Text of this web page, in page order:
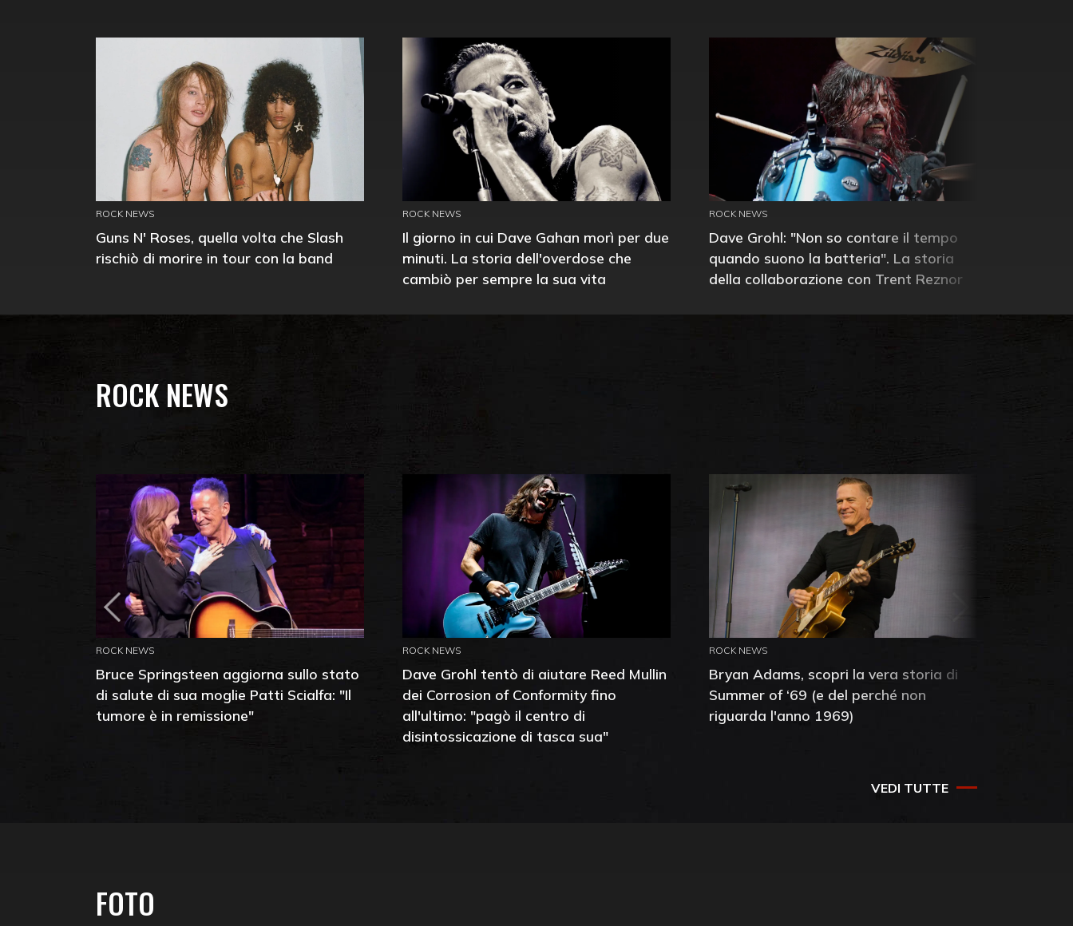
ROCK NEWS
Guns N' Roses, quella volta che Slash
rischiò di morire in tour con la band
ROCK NEWS
Il giorno in cui Dave Gahan morì per due
minuti. La storia dell'overdose che
cambiò per sempre la sua vita
ROCK NEWS
Dave Grohl: "Non so contare il tempo
quando suono la batteria". La storia
della collaborazione con Trent Reznor
ROCK NEWS
ROCK NEWS
Bruce Springsteen aggiorna sullo stato
di salute di sua moglie Patti Scialfa: "Il
tumore è in remissione"
ROCK NEWS
Dave Grohl tentò di aiutare Reed Mullin
dei Corrosion of Conformity fino
all'ultimo: "pagò il centro di
disintossicazione di tasca sua"
ROCK NEWS
Bryan Adams, scopri la vera storia di
Summer of ‘69 (e del perché non
riguarda l'anno 1969)
VEDI TUTTE
FOTO